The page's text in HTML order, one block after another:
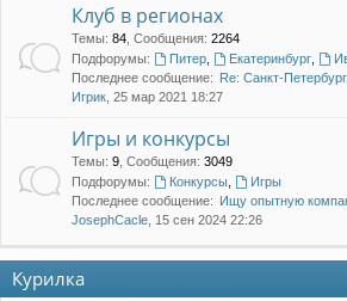
Клуб в регионах
Темы: 84 Сообщения: 2264
Подфорумы:
Питер, Екатеринбург,
Последнее сообщение: Re: Санкт-
Игрик , 25 мар 2021 18:27
Игры и конкурсы
Темы: 9 Сообщения: 3049
Подфорумы:
Конкурсы,
Игры
Последнее сообщение: Ищу опытную
JosephCacle , 15 сен 2024 22:26
Курилка